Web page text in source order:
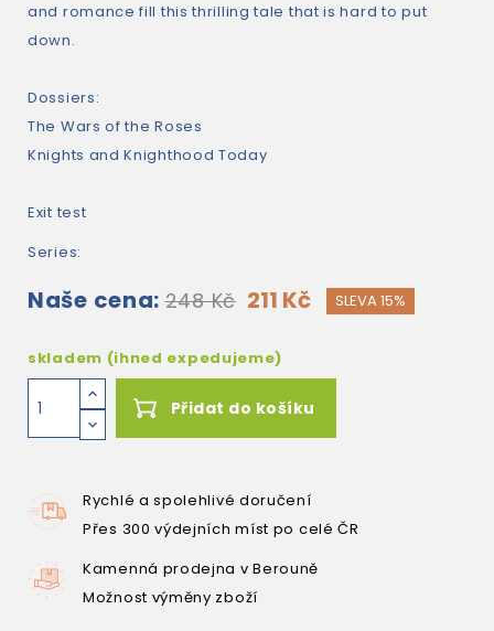
and romance fill this thrilling tale that is hard to put
down.
Dossiers:
The Wars of the Roses
Knights and Knighthood Today
Exit test
Series:
Naše cena: 248 Kč 211 Kč SLEVA 15%
skladem (ihned expedujeme)
Přidat do košíku
Rychlé a spolehlivé doručení
Přes 300 výdejních míst po celé ČR
Kamenná prodejna v Berouně
Možnost výměny zboží